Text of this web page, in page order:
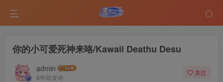
你的小可爱死神来咯/Kawaii Deathu Desu
admin
6年前发布
关注